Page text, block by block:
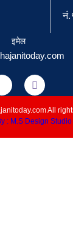
इमेल
All
: M.S Design Studio